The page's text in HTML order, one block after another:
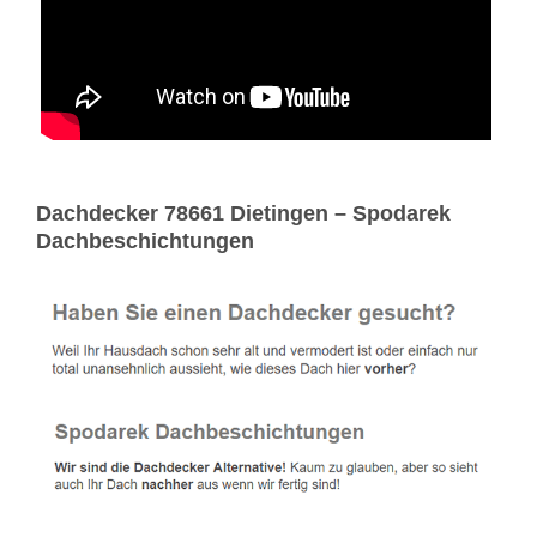
Dachdecker 78661 Dietingen – Spodarek
Dachbeschichtungen